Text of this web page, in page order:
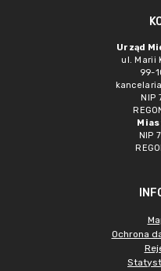
Urząd
ul. Marii
99-
NIP
NIP
Ochrona